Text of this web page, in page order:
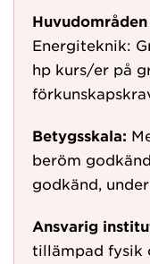
Energiteknik:
hp kurs/er på
Betygsskala:
beröm
godkänd,
Ansvarig
tillämpad fysik